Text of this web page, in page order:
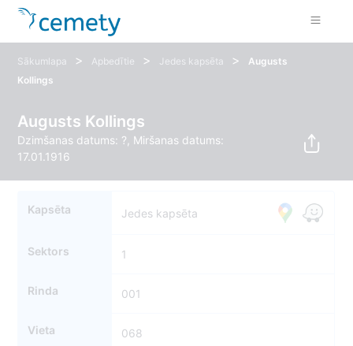
Sākumlapa > Apbedītie > Jedes kapsēta >
Augusts
Kollings
Augusts Kollings
Dzimšanas datums: ?, Miršanas datums:
17.01.1916
Kapsēta Jedes kapsēta
Sektors 1
Rinda 001
Vieta 068